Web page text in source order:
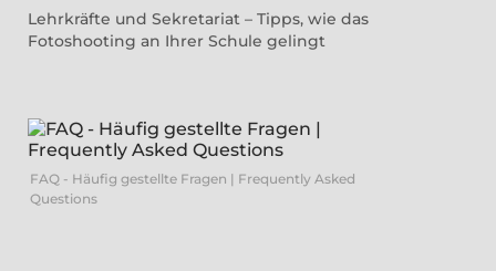
Lehrkräfte und Sekretariat – Tipps, wie das
Fotoshooting an Ihrer Schule gelingt
FAQ - Häufig gestellte Fragen | Frequently Asked
Questions